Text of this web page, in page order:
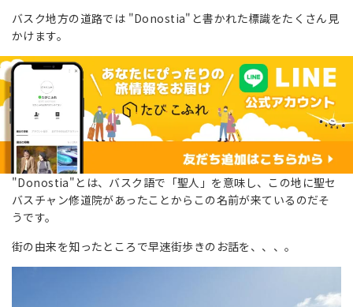
バスク地方の道路では "Donostia"と書かれた標識をたくさん見
かけます。
"Donostia"とは、バスク語で「聖人」を意味し、この地に聖セ
バスチャン修道院があったことからこの名前が来ているのだそ
うです。
街の由来を知ったところで早速街歩きのお話を、、、。